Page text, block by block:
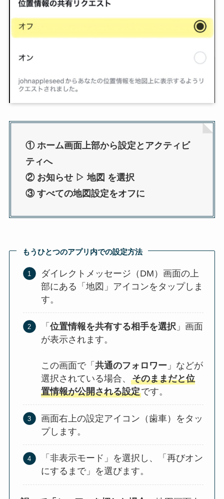
① ホーム画面上部から設定とアクティビ
ティへ
② お知らせ ▷ 地図 を選択
③ すべての地図設定をオフに
もうひとつのアプリ内での設定方法
ダイレクトメッセージ（DM）画面の上
部にある「地図」アイコンをタップしま
す。
「 位置情報を共有する相手を選択 」画面
が表示されます。
この画面で「 共通のフォロワー 」などが
選択されている場合、 そのままだと位
置情報が公開される設定です。
画面右上の設定アイコン（歯車）をタッ
プします。
「非表示モード」を選択し、「再びオン
にするまで」を選びます。